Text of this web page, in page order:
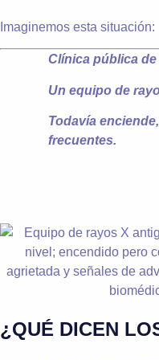
Imaginemos esta situación:
Clínica pública
Un equipo de
Todavía
frecuentes.
¿QUÉ DICEN